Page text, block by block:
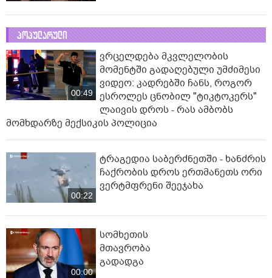
პოპულარული
00:49
ვრცელდება მკვლელობის
მომენტში გადაღებული უმძიმესი
ვიდეო: კადრებში ჩანს, როგორ
ესროლეს ცნობილ "ტიკტოკერს"
ლაივის დროს - რას ამბობს
მომხდარზე მექსიკის პოლიცია
00:22
ტრაგედია საბერძნეთში - ხანძრის
ჩაქრობის დროს ერთმანეთს ორი
ვერტმფრენი შეეჯახა
00:00
სომხეთის
მთავრობა
გადადგა